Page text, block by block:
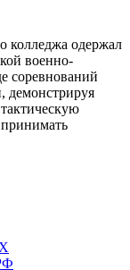
колледжа одержал
военно-
соревнований
демонстрируя
принимать